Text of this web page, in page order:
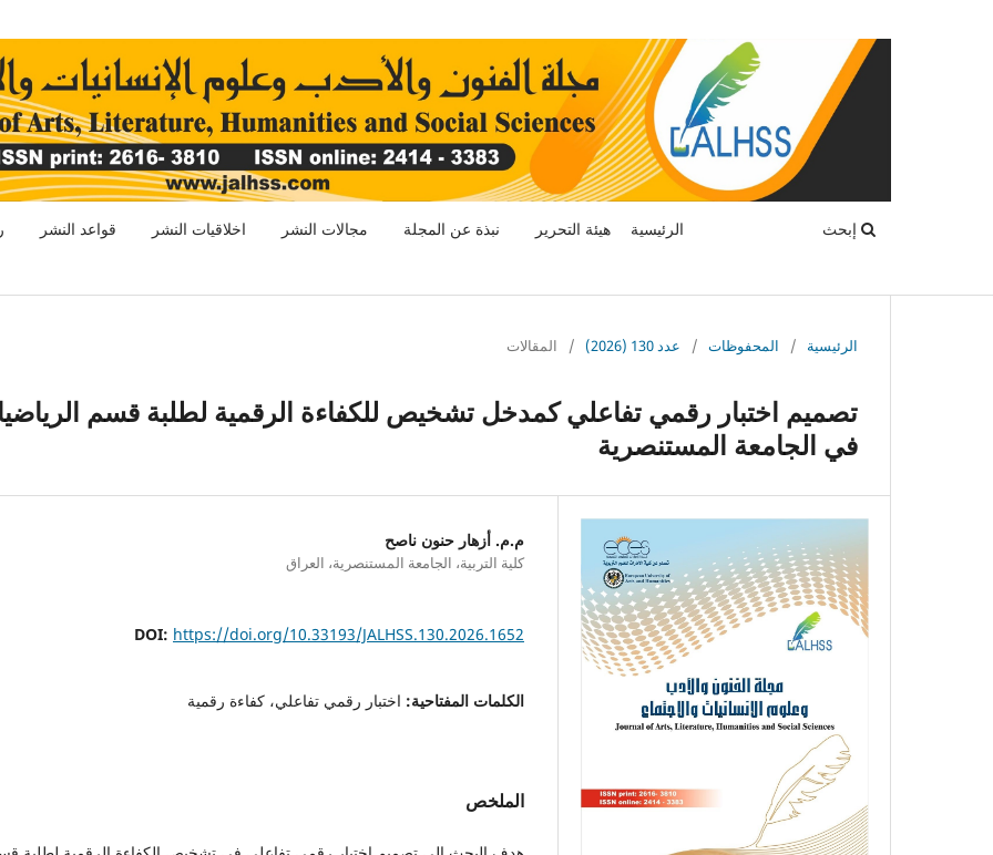
الرئيسية هيئة التحرير نبذة عن المجلة مجالات النشر اخلاقيات النشر قواعد النشر إبحث
الرئيسية / المحفوظات / عدد 130 (2026) / المقالات
تصميم اختبار رقمي تفاعلي كمدخل تشخيص للكفاءة الرقمية لطلبة قسم
في الجامعة المستنصرية
م.م. أزهار حنون ناصح
كلية التربية، الجامعة المستنصرية، العراق
DOI: https://doi.org/10.33193/JALHSS.130.2026.1652
الكلمات المفتاحية: اختبار رقمي تفاعلي، كفاءة رقمية
الملخص